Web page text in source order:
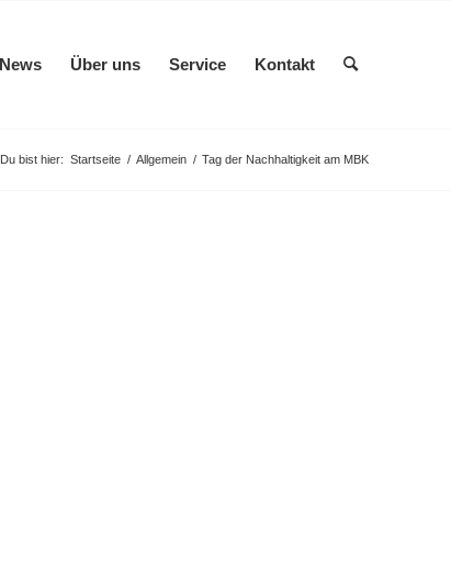
News Über uns Service Kontakt
Du bist hier: Startseite / Allgemein / Tag der Nachhaltigkeit am MBK